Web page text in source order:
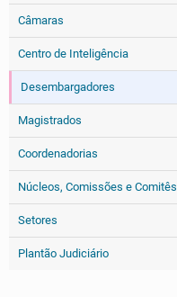
Câmaras
Centro de Inteligência
Desembargadores
Magistrados
Coordenadorias
Núcleos, Comissões e Comitês
Setores
Plantão Judiciário